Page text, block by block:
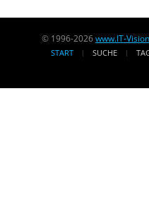
© 1996-2026www.IT-
START SUCHE